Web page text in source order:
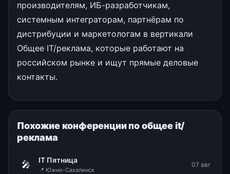
производителям, ИБ-разработчикам,
системным интеграторам, партнёрам по
дистрибуции и маркетологам в вертикали
Общее IT/реклама, которые работают на
российском рынке и ищут прямые деловые
контакты.
Похожие конференции по общее it/
реклама
🎤 IT Пятница
📍 Южно-Сахалинск
07 авг